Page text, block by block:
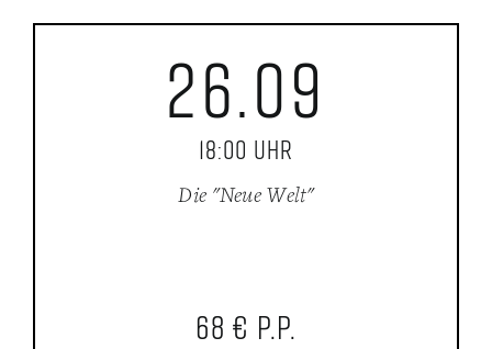
26.09
18:00 Uhr
Die "Neue Welt"
68 € p.P.